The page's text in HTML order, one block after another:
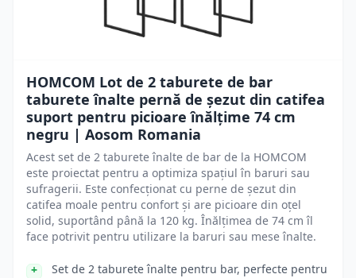
HOMCOM Lot de 2 taburete de bar
taburete înalte pernă de șezut din catifea
suport pentru picioare înălțime 74 cm
negru | Aosom Romania
Acest set de 2 taburete înalte de bar de la HOMCOM
este proiectat pentru a optimiza spațiul în baruri sau
sufragerii. Este confecționat cu perne de șezut din
catifea moale pentru confort și are picioare din oțel
solid, suportând până la 120 kg. Înălțimea de 74 cm îl
face potrivit pentru utilizare la baruri sau mese înalte.
Set de 2 taburete înalte pentru bar, perfecte pentru